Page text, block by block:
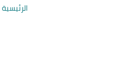
الرئيسية